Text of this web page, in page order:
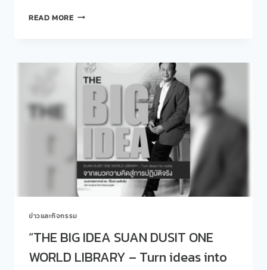
READ MOREคณะ
สิต
โพล
เข้า
สวัสดี
อวยพร
พร้อม
ขอ
พร
ใหม่
ผู้
บริหาร
มหาวิทยาลัย
ข่าวและกิจกรรม
“THE BIG IDEA SUAN DUSIT ONE
WORLD LIBRARY – Turn ideas into